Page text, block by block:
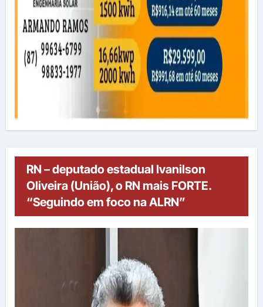
RN – deputado estadual Ivanilson
Oliveira (União), o RN mais FORTE.
“Seguindo em foco na ALRN”